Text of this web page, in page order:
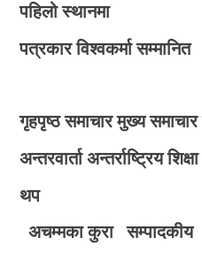
पहिलो स्थानमा
पत्रकार विश्वकर्मा सम्मानित
गृहपृष्ठ समाचार मुख्य समाचार
अन्तरवार्ता अन्तर्राष्ट्रिय शिक्षा
थप
अचम्मका कुरा
सम्पादकीय